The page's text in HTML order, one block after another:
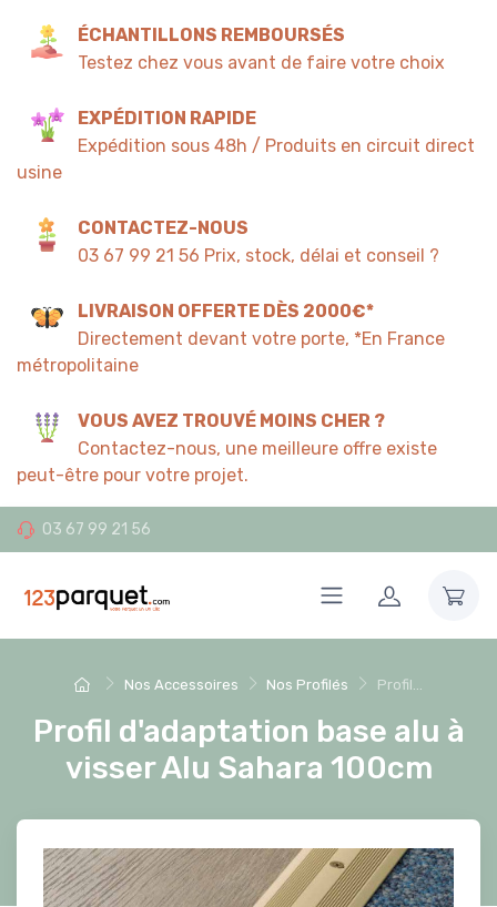
ÉCHANTILLONS REMBOURSÉS
Testez chez vous avant de faire votre choix
EXPÉDITION RAPIDE
Expédition sous 48h / Produits en circuit direct
usine
CONTACTEZ-NOUS
03 67 99 21 56 Prix, stock, délai et conseil ?
LIVRAISON OFFERTE DÈS 2000€*
Directement devant votre porte, *En France
métropolitaine
VOUS AVEZ TROUVÉ MOINS CHER ?
Contactez-nous, une meilleure offre existe
peut-être pour votre projet.
03 67 99 21 56
Nos Accessoires Nos Profilés Profil...
Profil d'adaptation base alu à
visser Alu Sahara 100cm